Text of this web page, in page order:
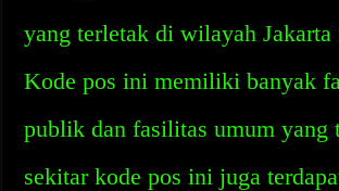
yang terletak di wilayah Jakarta
Kode pos ini memiliki banyak
publik dan fasilitas umum yang
sekitar kode pos ini juga